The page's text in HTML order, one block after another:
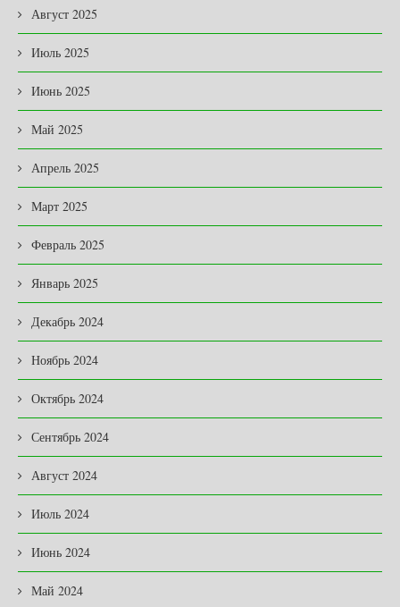
Август 2025
Июль 2025
Июнь 2025
Май 2025
Апрель 2025
Март 2025
Февраль 2025
Январь 2025
Декабрь 2024
Ноябрь 2024
Октябрь 2024
Сентябрь 2024
Август 2024
Июль 2024
Июнь 2024
Май 2024